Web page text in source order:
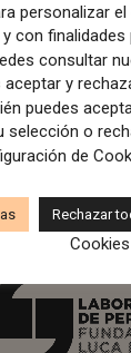
de
Tiempo
personalizar
con finalidades
consultar
aceptar y
puedes
selección o
de
Rechazar
Cookies